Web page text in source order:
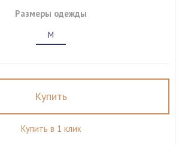
Размеры одежды
M
Купить
Купить в 1 клик